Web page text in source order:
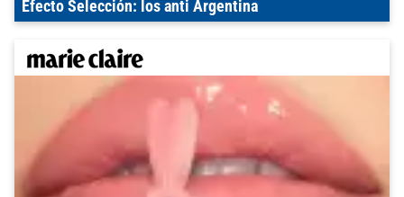
Efecto Selección: los anti Argentina